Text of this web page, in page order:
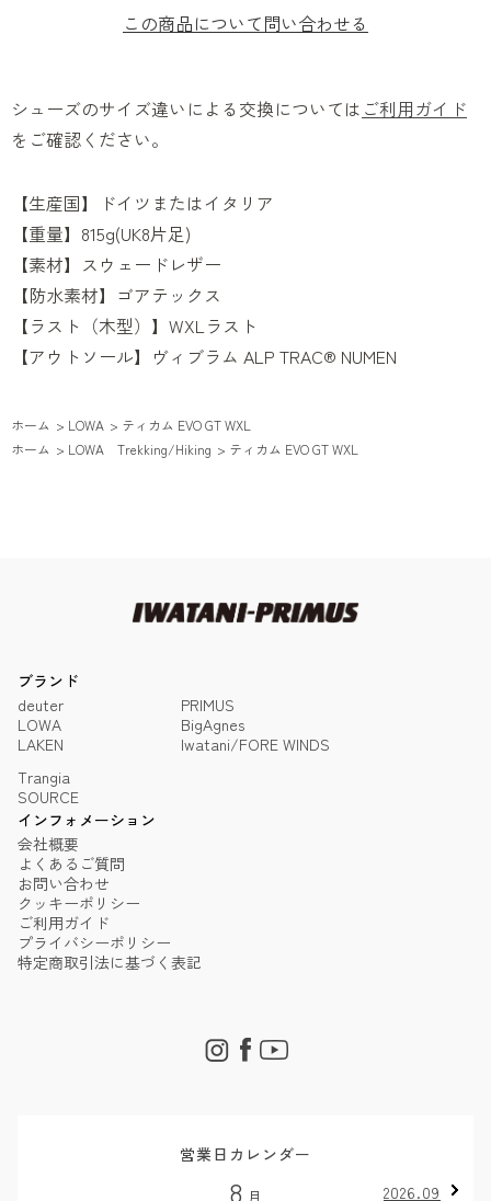
この商品について問い合わせる
シューズのサイズ違いによる交換については ご利用ガイド
をご確認ください。
【生産国】ドイツまたはイタリア
【重量】815g(UK8片足)
【素材】スウェードレザー
【防水素材】ゴアテックス
【ラスト（木型）】WXLラスト
【アウトソール】ヴィブラム ALP TRAC® NUMEN
ホーム > LOWA > ティカム EVO GT WXL
ホーム > LOWA Trekking/Hiking > ティカム EVO GT WXL
ブランド
deuter
LOWA
LAKEN
PRIMUS
BigAgnes
Iwatani/FORE WINDS
Trangia
SOURCE
インフォメーション
会社概要
よくあるご質問
お問い合わせ
クッキーポリシー
ご利用ガイド
プライバシーポリシー
特定商取引法に基づく表記
営業日カレンダー
8 月 2026.09